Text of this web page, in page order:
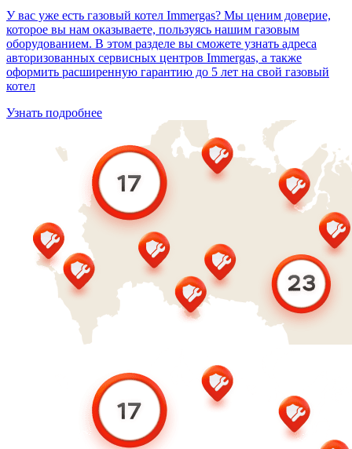
У вас уже есть газовый котел Immergas? Мы ценим доверие,
которое вы нам оказываете, пользуясь нашим газовым
оборудованием. В этом разделе вы сможете узнать адреса
авторизованных сервисных центров Immergas, а также
оформить расширенную гарантию до 5 лет на свой газовый
котел
Узнать подробнее